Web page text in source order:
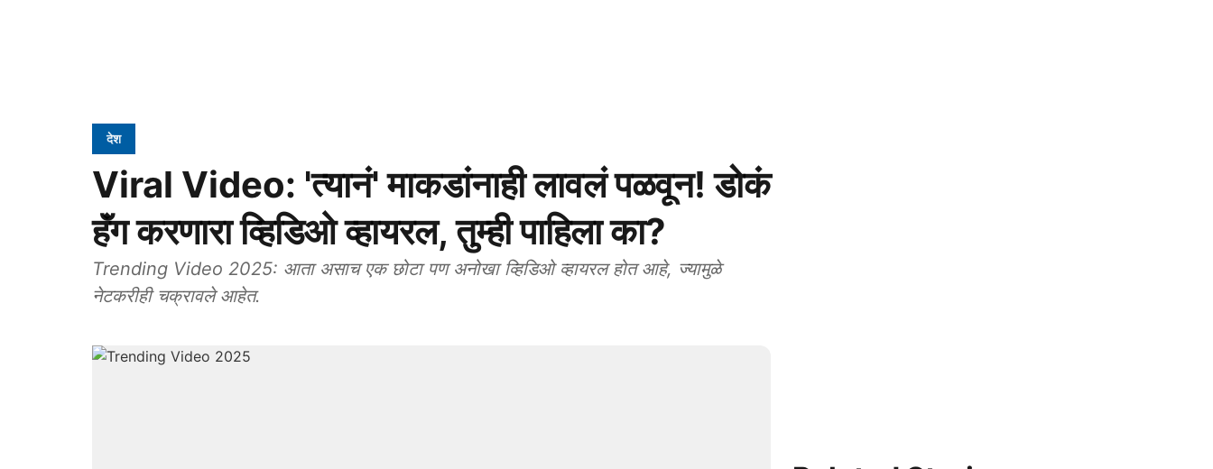
देश
Viral Video: 'त्यानं' माकडांनाही लावलं पळवून! डोकं
हॅंग करणारा व्हिडिओ व्हायरल, तुम्ही पाहिला का?
Trending Video 2025: आता असाच एक छोटा पण अनोखा व्हिडिओ व्हायरल होत आहे, ज्यामुळे
नेटकरीही चक्रावले आहेत.